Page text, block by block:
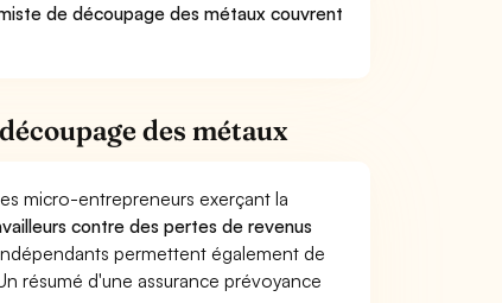
de découpage des métaux couvrent
des métaux
micro-entrepreneurs exerçant la
contre des pertes de revenus
permettent également de
résumé d'une assurance prévoyance